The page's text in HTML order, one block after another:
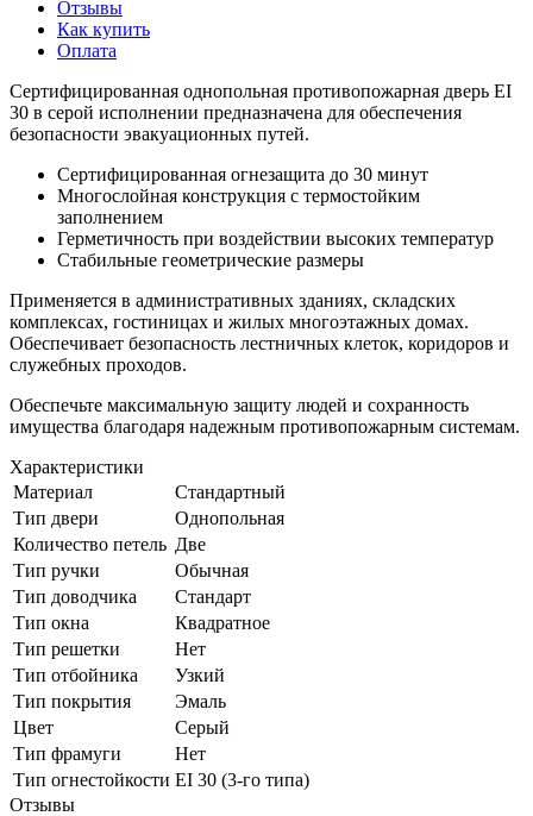
Отзывы
Как купить
Оплата
Сертифицированная однопольная противопожарная дверь EI
30 в серой исполнении предназначена для обеспечения
безопасности эвакуационных путей.
Сертифицированная огнезащита до 30 минут
Многослойная конструкция с термостойким
заполнением
Герметичность при воздействии высоких температур
Стабильные геометрические размеры
Применяется в административных зданиях, складских
комплексах, гостиницах и жилых многоэтажных домах.
Обеспечивает безопасность лестничных клеток, коридоров и
служебных проходов.
Обеспечьте максимальную защиту людей и сохранность
имущества благодаря надежным противопожарным системам.
Характеристики
Материал
Стандартный
Тип двери
Однопольная
Количество петель Две
Тип ручки
Обычная
Тип доводчика
Стандарт
Тип окна
Квадратное
Тип решетки
Нет
Тип отбойника
Узкий
Тип покрытия
Эмаль
Цвет
Серый
Тип фрамуги
Нет
Тип огнестойкости EI 30 (3-го типа)
Отзывы